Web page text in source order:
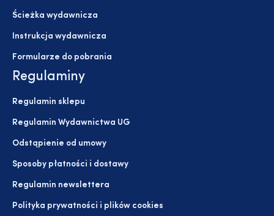
Ścieżka wydawnicza
Instrukcja wydawnicza
Formularze do pobrania
Regulaminy
Regulamin sklepu
Regulamin Wydawnictwa UG
Odstąpienie od umowy
Sposoby płatności i dostawy
Regulamin newslettera
Polityka prywatności i plików cookies